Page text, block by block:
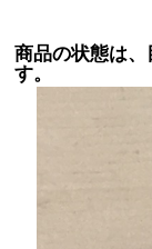
商品の状態は
す。